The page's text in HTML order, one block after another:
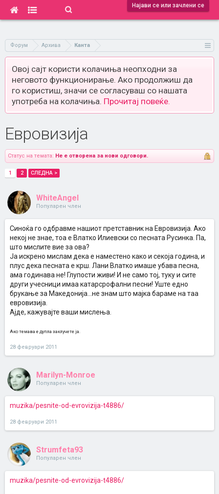
Најави се или зачлени се
Форум Архива Канта
Овој сајт користи колачиња неопходни за
неговото функционирање. Ако продолжиш да
го користиш, значи се согласуваш со нашата
употреба на колачиња. Прочитај повеќе.
Евровизија
Статус на темата: Не е отворена за нови одговори.
1 2 СЛЕДНА >
WhiteAngel
Популарен член
Синоќа го одбравме нашиот претставник на Евровизија. Ако
некој не знае, тоа е Влатко Илиевски со песната Русинка. Па,
што мислите вие за ова?
Ја искрено мислам дека е наместено како и секоја година, и
плус дека песната е крш. Лани Влатко имаше убава песна,
ама годинава не! Глупости живи! И не само тој, туку и сите
други учесници имаа катарсрофални песни! Уште едно
брукање за Македонија...не знам што мајка бараме на таа
евровизија.
Ајде, кажувајте ваши мислења.
Ако темава е дупла заклучете ја.
28 февруари 2011
Marilyn-Monroe
Популарен член
muzika/pesnite-od-evrovizija-t4886/
28 февруари 2011
Strumfeta93
Популарен член
muzika/pesnite-od-evrovizija-t4886/